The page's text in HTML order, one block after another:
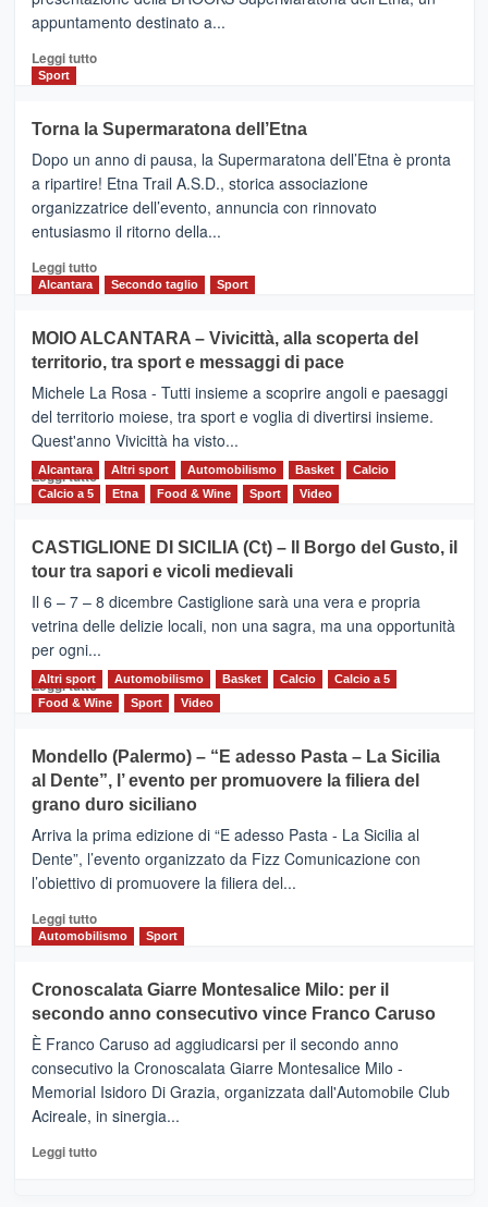
collegamenti
appuntamento destinato a...
Leggi tuttoLeggi
BROOKS
SuperMaratona
dell’Etna,
presentata
l’edizione
2026
Sport
Torna la Supermaratona dell’Etna
Dopo un anno di pausa, la Supermaratona dell’Etna è pronta
a ripartire! Etna Trail A.S.D., storica associazione
organizzatrice dell’evento, annuncia con rinnovato
entusiasmo il ritorno della...
Leggi tuttoLeggi
Torna
la
Supermaratona
dell’Etna
Alcantara Secondo taglio Sport
MOIO ALCANTARA – Vivicittà, alla scoperta del
territorio, tra sport e messaggi di pace
Michele La Rosa - Tutti insieme a scoprire angoli e paesaggi
del territorio moiese, tra sport e voglia di divertirsi insieme.
Quest'anno Vivicittà ha visto...
Leggi tutto Leggi
MOIO
ALCANTARA
–
Vivicittà,
alla
scoperta
del
territorio,
e
messaggi
di
Alcantara Altri sport Automobilismo Basket
Calcio
Calcio a 5
Etna Food & Wine Sport Video
CASTIGLIONE DI SICILIA (Ct) – Il Borgo del Gusto, il
tour tra sapori e vicoli medievali
Il 6 – 7 – 8 dicembre Castiglione sarà una vera e propria
vetrina delle delizie locali, non una sagra, ma una opportunità
per ogni...
Leggi tuttoLeggi
di
CASTIGLIONE
DI
SICILIA
(Ct)
–
Il
Borgo
Gusto,
il
tra
sapori
vicoli
medievali
Altri sport Automobilismo Basket Calcio
Calcio a 5
Food & Wine
Sport Video
Mondello (Palermo) – “E adesso Pasta – La Sicilia
al Dente”, l’ evento per promuovere la filiera del
grano duro siciliano
Arriva la prima edizione di “E adesso Pasta - La Sicilia al
Dente”, l’evento organizzato da Fizz Comunicazione con
l’obiettivo di promuovere la filiera del...
Leggi tuttoLeggi
di
Mondello
(Palermo)
–
“E
adesso
Pasta
–
Sicilia
Automobilismo Sport
Cronoscalata Giarre Montesalice Milo: per il
secondo anno consecutivo vince Franco Caruso
È Franco Caruso ad aggiudicarsi per il secondo anno
consecutivo la Cronoscalata Giarre Montesalice Milo -
Memorial Isidoro Di Grazia, organizzata dall'Automobile Club
Acireale, in sinergia...
Leggi tuttoLeggi